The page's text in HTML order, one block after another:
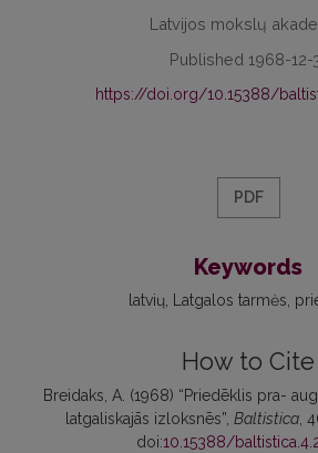
Latvijos mokslų
Published 1968-12-
https://doi.org/10.15388/
PDF
Keywords
latvių Latgalos tarmės
How to Cite
Breidaks, A. (1968) “Priedēklis pra-
latgaliskajās izloksnēs”, Baltistica,
doi:10.15388/